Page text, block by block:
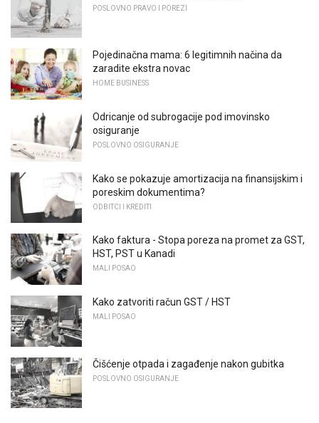
POSLOVNO PRAVO I POREZI
Pojedinačna mama: 6 legitimnih načina da
zaradite ekstra novac
HOME BUSINESS
Odricanje od subrogacije pod imovinsko
osiguranje
POSLOVNO OSIGURANJE
Kako se pokazuje amortizacija na finansijskim i
poreskim dokumentima?
ODBITCI I KREDITI
Kako faktura - Stopa poreza na promet za GST,
HST, PST u Kanadi
MALI POSAO
Kako zatvoriti račun GST / HST
MALI POSAO
Čišćenje otpada i zagađenje nakon gubitka
POSLOVNO OSIGURANJE